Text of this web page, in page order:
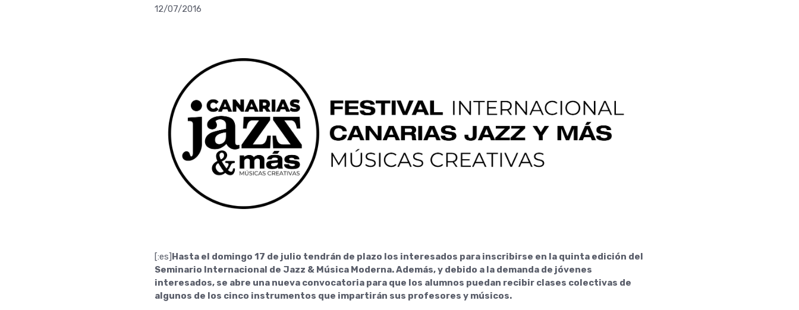
12/07/2016
[:es]Hasta el domingo 17 de julio tendrán de plazo los interesados para inscribirse en la quinta edición del
Seminario Internacional de Jazz & Música Moderna. Además, y debido a la demanda de jóvenes
interesados, se abre una nueva convocatoria para que los alumnos puedan recibir clases colectivas de
algunos de los cinco instrumentos que impartirán sus profesores y músicos.